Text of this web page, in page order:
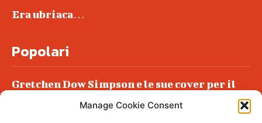
Manage Cookie Consent
Era ubriaca…
Popolari
Gretchen Dow Simpson e le sue cover per il